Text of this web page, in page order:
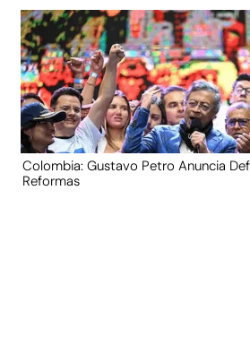
Colombia: Gustavo Petro Anuncia
Reformas